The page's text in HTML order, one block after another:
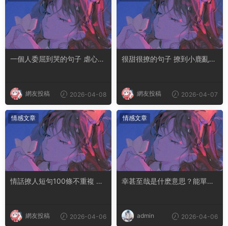
一個人委屈到哭的句子 虐心到
網友投稿 2026-04-08
很甜很撩的句子 撩到小鹿亂撞
網友投稿 2026-04-07
情感文章
情話撩人短句100條不重複 土
網友投稿 2026-04-06
情感文章
幸甚至哉是什麽意思？能單獨
admin 2026-04-06